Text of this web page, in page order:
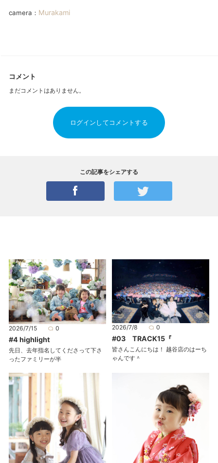
camera： Murakami
コメント
まだコメントはありません。
ログインしてコメントする
この記事をシェアする
2026/7/15 0
#4 highlight
先日、去年指名してくださって下さ
ったファミリーが半
2026/7/8 0
#03 TRACK15『
皆さんこんにちは！ 越谷店のはーち
ゃんです＾